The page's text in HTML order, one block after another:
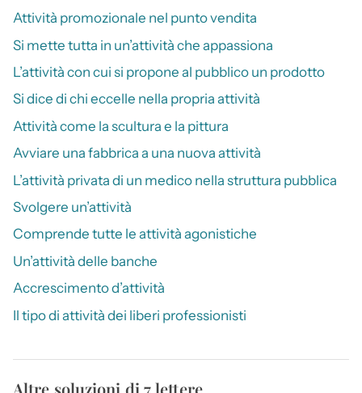
Attività promozionale nel punto vendita
Si mette tutta in un’attività che appassiona
L’attività con cui si propone al pubblico un prodotto
Si dice di chi eccelle nella propria attività
Attività come la scultura e la pittura
Avviare una fabbrica a una nuova attività
L’attività privata di un medico nella struttura pubblica
Svolgere un’attività
Comprende tutte le attività agonistiche
Un’attività delle banche
Accrescimento d’attività
Il tipo di attività dei liberi professionisti
Altre soluzioni di 7 lettere